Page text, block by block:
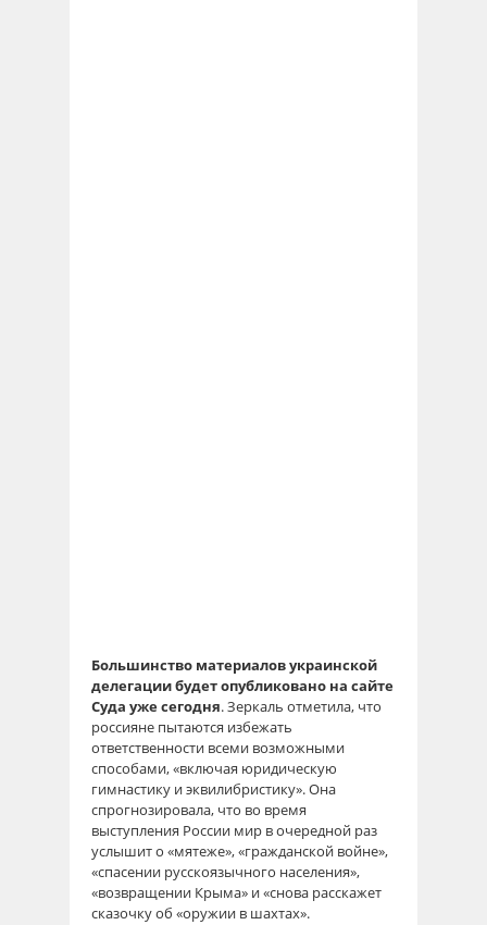
Большинство материалов украинской
делегации будет опубликовано на сайте
Суда уже сегодня. Зеркаль отметила, что
россияне пытаются избежать
ответственности всеми возможными
способами, «включая юридическую
гимнастику и эквилибристику». Она
спрогнозировала, что во время
выступления России мир в очередной раз
услышит о «мятеже», «гражданской войне»,
«спасении русскоязычного населения»,
«возвращении Крыма» и «снова расскажет
сказочку об «оружии в шахтах».